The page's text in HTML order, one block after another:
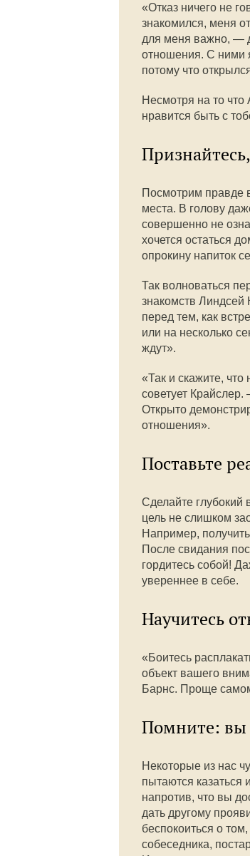
«Отказ ничего не
знакомился, меня
для меня важно, —
отношения. С ними
потому что
Несмотря на то что
нравится быть с
Посмотрим правде
места. В голову
совершенно не
хочется остаться
опрокину напиток
Так волноваться
знакомств Линдсей
перед тем, как
или на несколько
ждут».
«Так и скажите,
советует
Открыто
отношения».
Поставьте
Сделайте глубокий
цель не слишком
Например,
После свидания
гордитесь собой!
увереннее в себе.
Научитесь
«Боитесь
объект вашего
Барнс. Проще
Помните: вы
Некоторые из нас
пытаются казаться
напротив, что вы
дать другому
беспокоиться о
собеседника,